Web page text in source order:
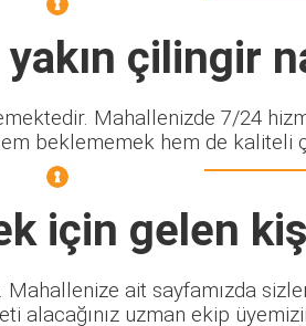
çilingir
Mahallenizde 7/24
beklememek hem de kaliteli
için gelen
Mahallenize ait sayfamızda
alacağınız uzman ekip